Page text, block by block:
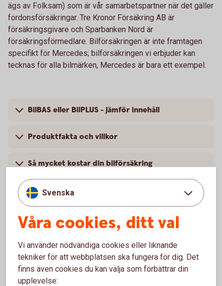
ägs av Folksam) som är vår samarbetspartner när det gäller
fordonsförsäkringar. Tre Kronor Försäkring AB är
försäkringsgivare och Sparbanken Nord är
försäkringsförmedlare. Bilförsäkringen är inte framtagen
specifikt för Mercedes; bilförsäkringen vi erbjuder kan
tecknas för alla bilmärken, Mercedes är bara ett exempel.
BilBAS eller BilPLUS - jämför innehåll
Produktfakta och villkor
Så mycket kostar din bilförsäkring
Vanliga frågor om att försäkra
Mercedes
Trafik, hel och halv – vad är det för skillnad på
försäkringarna?
Svenska
Våra cookies, ditt val
Vi använder nödvändiga cookies eller liknande
tekniker för att webbplatsen ska fungera för dig. Det
finns även cookies du kan välja som förbättrar din
upplevelse: